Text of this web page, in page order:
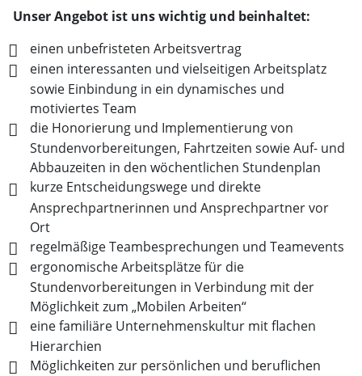
Unser Angebot ist uns wichtig und beinhaltet:
einen unbefristeten Arbeitsvertrag
einen interessanten und vielseitigen Arbeitsplatz
sowie Einbindung in ein dynamisches und
motiviertes Team
die Honorierung und Implementierung von
Stundenvorbereitungen, Fahrtzeiten sowie Auf- und
Abbauzeiten in den wöchentlichen Stundenplan
kurze Entscheidungswege und direkte
Ansprechpartnerinnen und Ansprechpartner vor
Ort
regelmäßige Teambesprechungen und Teamevents
ergonomische Arbeitsplätze für die
Stundenvorbereitungen in Verbindung mit der
Möglichkeit zum „Mobilen Arbeiten“
eine familiäre Unternehmenskultur mit flachen
Hierarchien
Möglichkeiten zur persönlichen und beruflichen